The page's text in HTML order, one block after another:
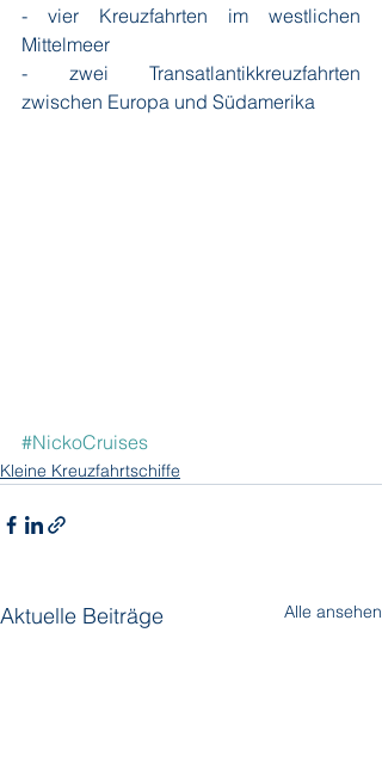
- vier Kreuzfahrten im westlichen
Mittelmeer
- zwei Transatlantikkreuzfahrten
zwischen Europa und Südamerika
#NickoCruises
Kleine Kreuzfahrtschiffe
Aktuelle Beiträge Alle ansehen